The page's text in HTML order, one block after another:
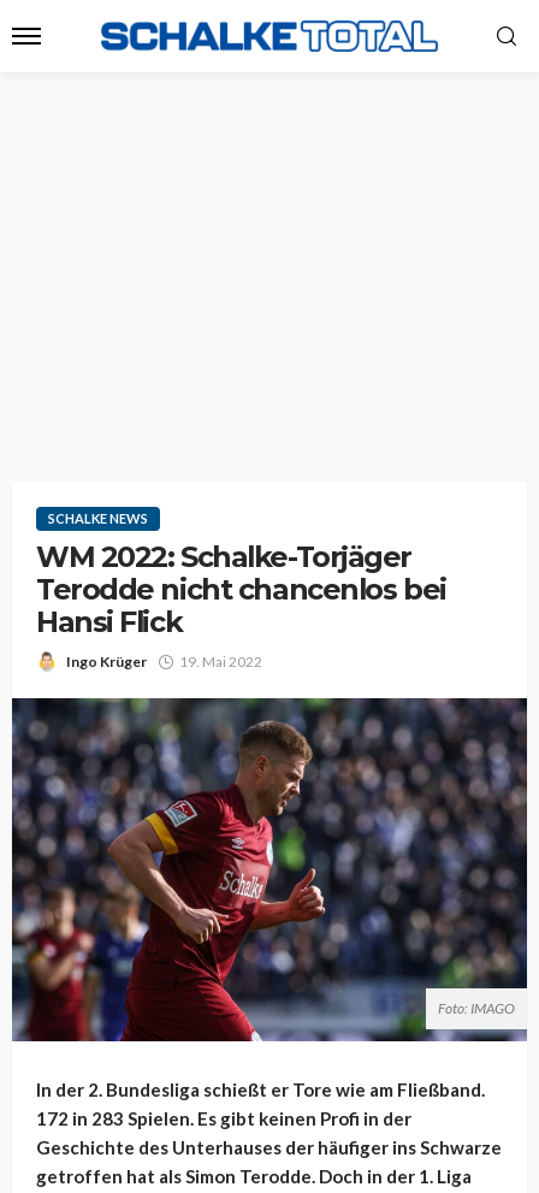
SCHALKE NEWS
WM 2022: Schalke-Torjäger
Terodde nicht chancenlos bei
Hansi Flick
Ingo Krüger 19. Mai 2022
Foto: IMAGO
In der 2. Bundesliga schießt er Tore wie am Fließband.
172 in 283 Spielen. Es gibt keinen Profi in der
Geschichte des Unterhauses der häufiger ins Schwarze
getroffen hat als Simon Terodde. Doch in der 1. Liga